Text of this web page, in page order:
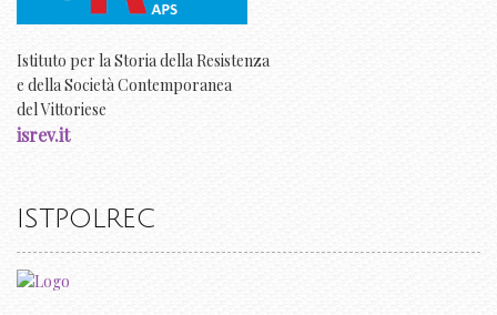
Istituto per la Storia della Resistenza
e della Società Contemporanea
del Vittoriese
isrev.it
ISTPOLREC